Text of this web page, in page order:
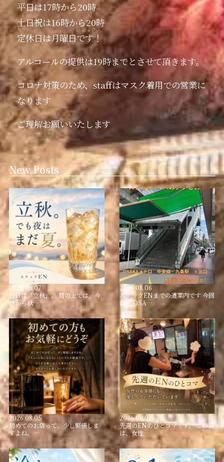
平日は17時から20時
土日祝は16時から20時
定休日は月曜日です！
アルコールの提供は19時までとさせて頂きます。
コロナ対策のため、staffはマスク着用での営業に
なります
ご理解お願いいたします
New Posts
2026.08.07
今日は「立秋」。 暦の上では、今
日から秋…
2026.08.06
スナックENまでの道案内です 今回
は、 OSA…
2026.08.05
初めてのお店って、少し緊張しま
すよね。 …
2026.08.04
先週のENのひとコマです。 この日
は、女性…